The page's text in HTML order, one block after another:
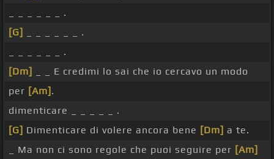
_ _ _ _ _ _ .
[G]
_ _ _ _ _ _ .
_ _ _ _ _ _ .
[Dm]
_ _ E credimi lo sai che io cercavo un modo
per [Am] .
dimenticare _ _ _ _ _ .
[G] Dimenticare di volere ancora bene [Dm] a te.
_ Ma non ci sono regole che puoi seguire per [Am]